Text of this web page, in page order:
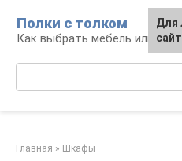
контенту
Полки с толком
Как выбрать мебель или
Главная » Шкафы
Для